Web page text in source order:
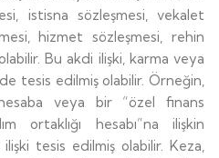
istisna sözleşmesi, vekalet
hizmet sözleşmesi, rehin
Bu akdi ilişki, karma veya
tesis edilmiş olabilir. Örneğin,
veya bir “özel finans
ortaklığı hesabı”na ilişkin
tesis edilmiş olabilir. Keza,